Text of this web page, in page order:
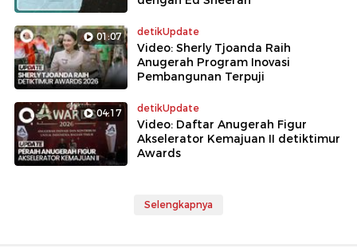
01:07 detikUpdate
Video: Sherly Tjoanda Raih
Anugerah Program Inovasi
Pembangunan Terpuji
04:17 detikUpdate
Video: Daftar Anugerah Figur
Akselerator Kemajuan II detiktimur
Awards
Selengkapnya